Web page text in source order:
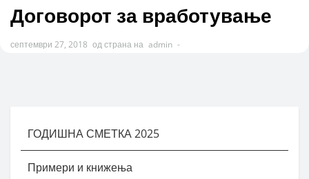
Договорот за вработување
септември 27, 2018 од страна на admin -
ГОДИШНА СМЕТКА 2025
Примери и книжења